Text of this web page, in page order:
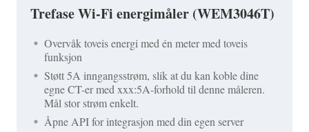
Trefase Wi-Fi energimåler (WEM3046T)
Overvåk toveis energi med én meter med toveis
funksjon
Støtt 5A inngangsstrøm, slik at du kan koble dine
egne CT-er med xxx:5A-forhold til denne måleren.
Mål stor strøm enkelt.
Åpne API for integrasjon med din egen server